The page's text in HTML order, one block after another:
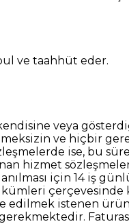
ve taahhüt eder.
veya
ve hiçbir
ise, bu
hizmet
için 14 iş
çerçevesinde
edilmek istenen